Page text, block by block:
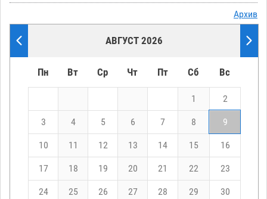
Архив
АВГУСТ 2026
Пн Вт Ср Чт Пт Сб Вс
1 2
3 4 5 6 7 8 9
10 11 12 13 14 15 16
17 18 19 20 21 22 23
24 25 26 27 28 29 30